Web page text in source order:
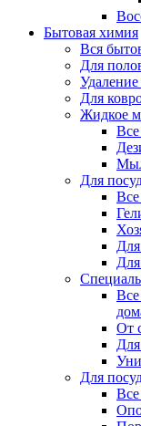
Бытовая химия
Вся
Для
Для
Жидкое
Для
Все
Все
От
Для